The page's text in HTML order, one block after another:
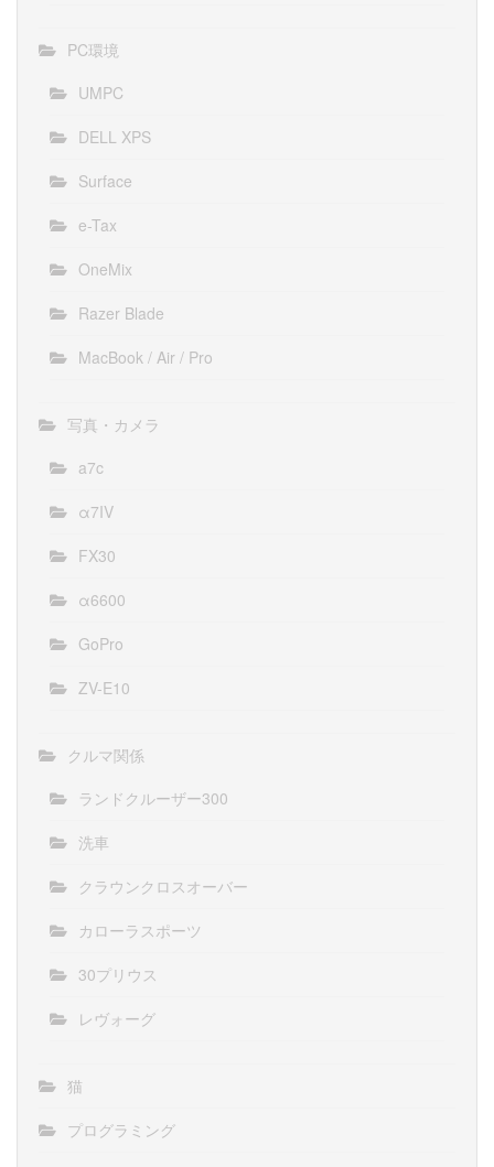
PC環境
UMPC
DELL XPS
Surface
e-Tax
OneMix
Razer Blade
MacBook / Air / Pro
写真・カメラ
a7c
α7IV
FX30
α6600
GoPro
ZV-E10
クルマ関係
ランドクルーザー300
洗車
クラウンクロスオーバー
カローラスポーツ
30プリウス
レヴォーグ
猫
プログラミング